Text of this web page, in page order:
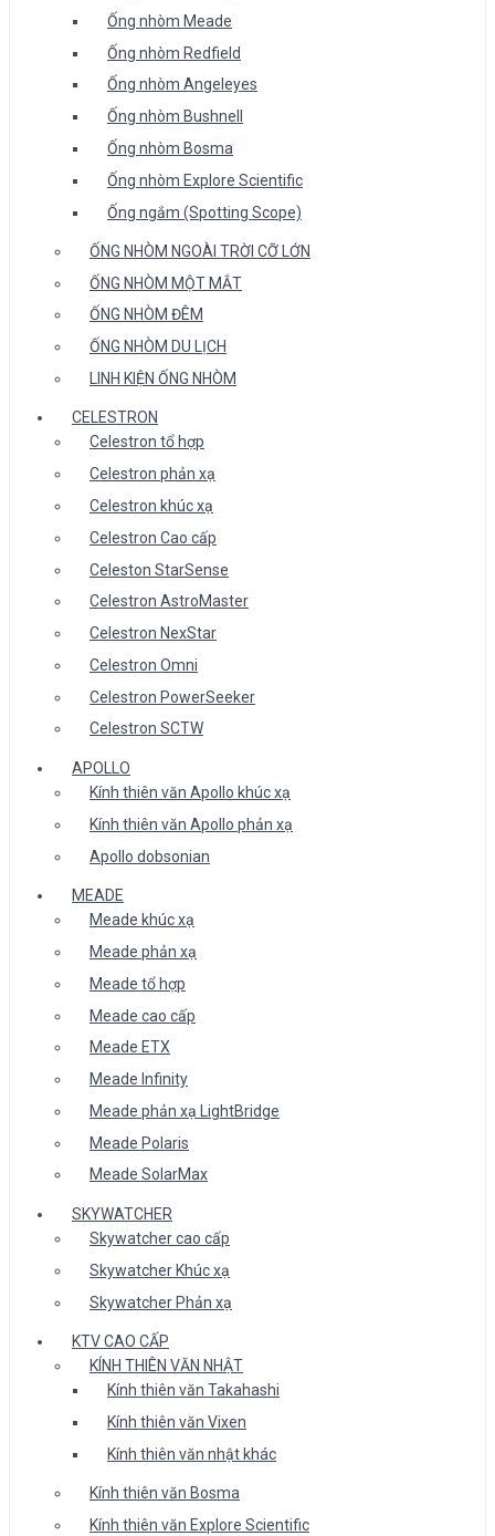
Ống nhòm Meade
Ống nhòm Redfield
Ống nhòm Angeleyes
Ống nhòm Bushnell
Ống nhòm Bosma
Ống nhòm Explore Scientific
Ống ngắm (Spotting Scope)
ỐNG NHÒM NGOÀI TRỜI CỠ LỚN
ỐNG NHÒM MỘT MẮT
ỐNG NHÒM ĐÊM
ỐNG NHÒM DU LỊCH
LINH KIỆN ỐNG NHÒM
CELESTRON
Celestron tổ hợp
Celestron phản xạ
Celestron khúc xạ
Celestron Cao cấp
Celeston StarSense
Celestron AstroMaster
Celestron NexStar
Celestron Omni
Celestron PowerSeeker
Celestron SCTW
APOLLO
Kính thiên văn Apollo khúc xạ
Kính thiên văn Apollo phản xạ
Apollo dobsonian
MEADE
Meade khúc xạ
Meade phản xạ
Meade tổ hợp
Meade cao cấp
Meade ETX
Meade Infinity
Meade phản xạ LightBridge
Meade Polaris
Meade SolarMax
SKYWATCHER
Skywatcher cao cấp
Skywatcher Khúc xạ
Skywatcher Phản xạ
KTV CAO CẤP
KÍNH THIÊN VĂN NHẬT
Kính thiên văn Takahashi
Kính thiên văn Vixen
Kính thiên văn nhật khác
Kính thiên văn Bosma
Kính thiên văn Explore Scientific